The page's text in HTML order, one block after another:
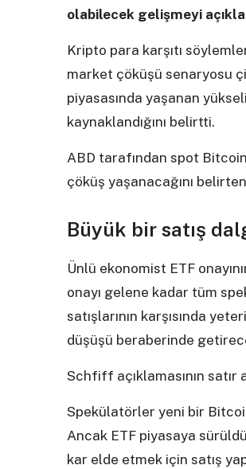
olabilecek gelişmeyi
Kripto para karşıtı
market çöküşü senaryosu
piyasasında yaşanan
kaynaklandığını belirtti.
ABD tarafından spot
çöküş yaşanacağını
Büyük bir satış
Ünlü ekonomist ETF
onayı gelene kadar tüm
satışlarının karşısında
düşüşü beraberinde
Schfiff açıklamasının
Spekülatörler yeni bir
Ancak ETF piyasaya
kar elde etmek için satış